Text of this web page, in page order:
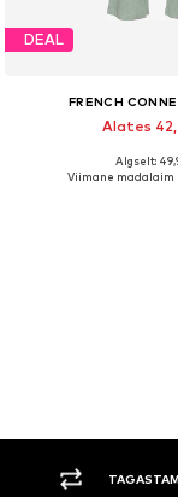
DEAL
FRENCH
Alates
Saadaolevad suurused:
Algselt:
Viimane madalaim